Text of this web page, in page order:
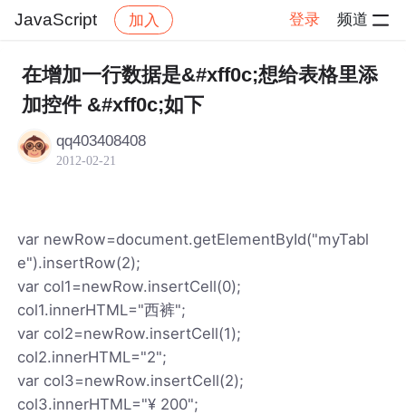
JavaScript 加入 登录 频道
社区 JavaScript 帖子详情
在增加一行数据是&#xff0c;想给表格里添
加控件 &#xff0c;如下
qq403408408
2012-02-21
var newRow=document.getElementById("myTabl
e").insertRow(2);
var col1=newRow.insertCell(0);
col1.innerHTML="西裤";
var col2=newRow.insertCell(1);
col2.innerHTML="2";
var col3=newRow.insertCell(2);
col3.innerHTML="¥ 200";